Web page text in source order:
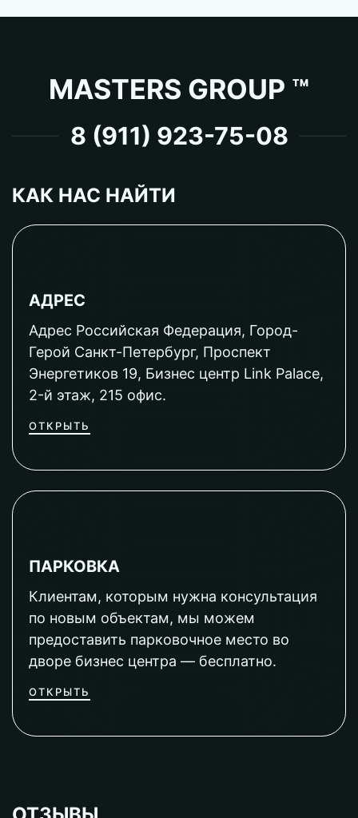
MASTERS GROUP ™
8 (911) 923-75-08
КАК НАС НАЙТИ
АДРЕС
Адрес Российская Федерация, Город-
Герой Санкт-Петербург, Проспект
Энергетиков 19, Бизнес центр Link Palace,
2-й этаж, 215 офис.
ОТКРЫТЬ
ПАРКОВКА
Клиентам, которым нужна консультация
по новым объектам, мы можем
предоставить парковочное место во
дворе бизнес центра — бесплатно.
ОТКРЫТЬ